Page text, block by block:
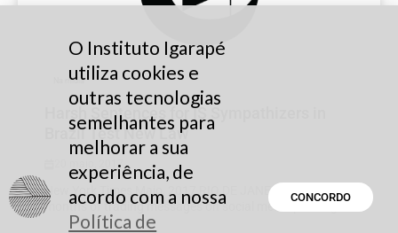
Na mídia
Harsh Sentences for IS Sympathizers in
Brazil Test New Law
20 maio, 2017
New York Times Maio, 2017 RIO DE JANEIRO — After
months of trading messages on social media praising...
O Instituto Igarapé
utiliza cookies e
outras tecnologias
semelhantes para
melhorar a sua
experiência, de
acordo com a nossa
Política de
CONCORDO